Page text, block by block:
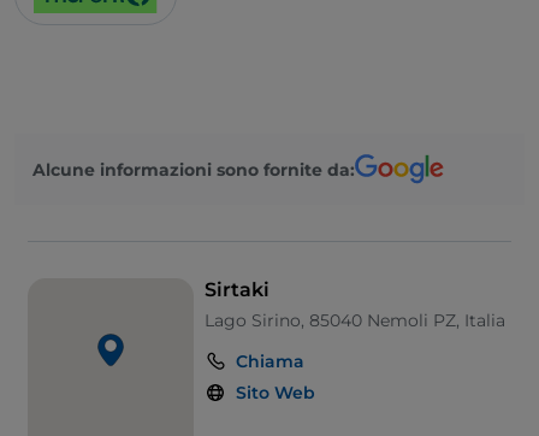
Alcune informazioni sono fornite da:
Sirtaki
Lago Sirino, 85040 Nemoli PZ, Italia
Chiama
Sito Web